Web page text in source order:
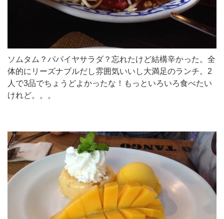
ソムタム？パパイヤサラダ？忘れたけど結構辛かった。全
体的にリーズナブルだし雰囲気いいし大満足のランチ。2
人で3品でちょうどよかったな！もっといろいろ食べたい
けれど。。。